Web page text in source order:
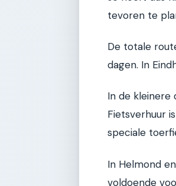
tevoren te
De totale
dagen. In
In de kleinere
Fietsverhuur
speciale
In Helmond
voldoende